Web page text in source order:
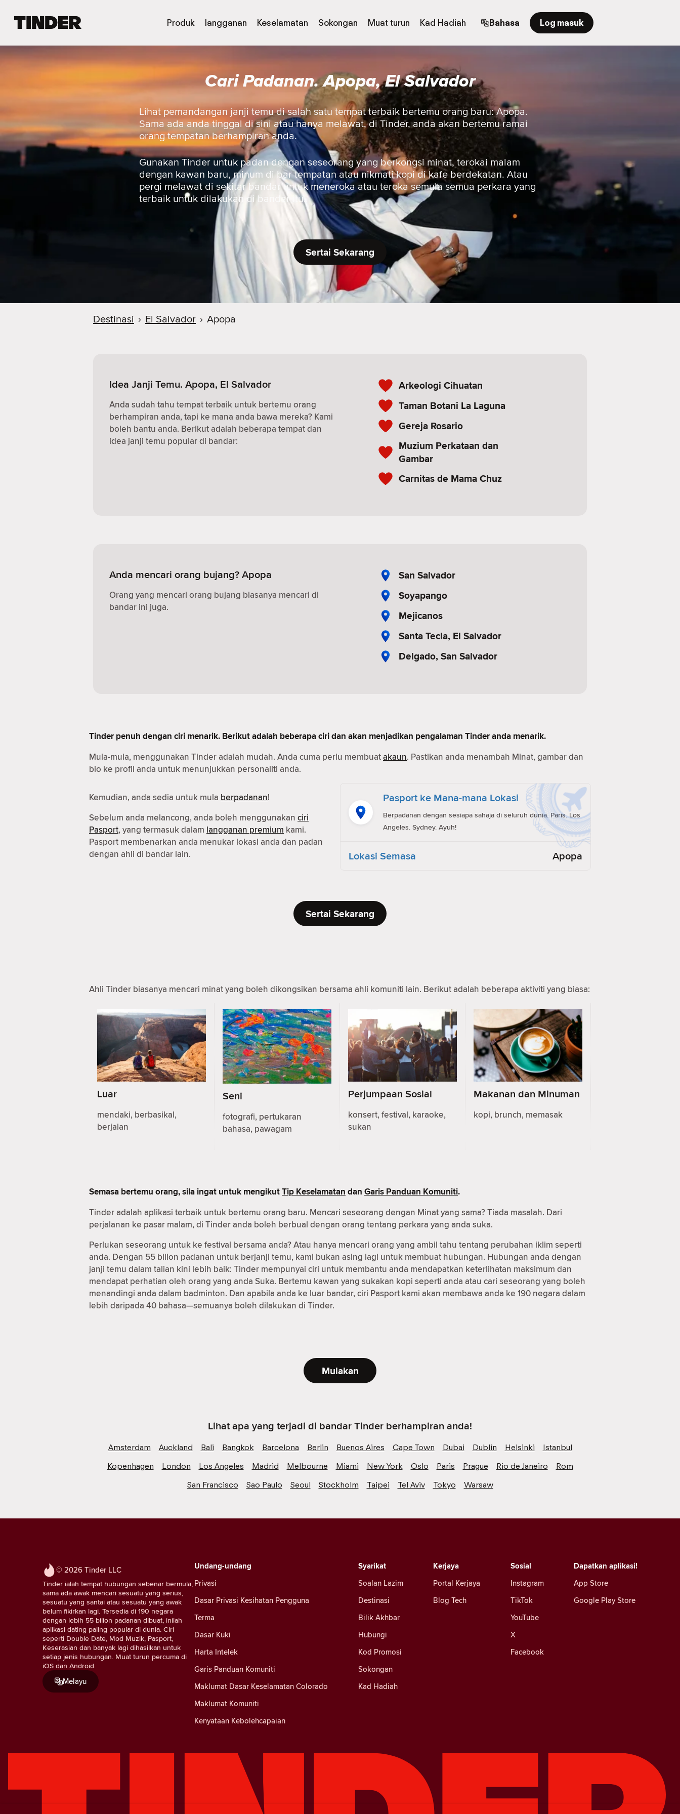
m
m
a
T
Produk langganan Keselamatan Sokongan Muat turun Kad Hadiah Bahasa Log masuk
Cari Padanan. Apopa, El Salvador
Lihat pemandangan janji temu di salah satu tempat terbaik bertemu orang baru: Apopa.
Sama ada anda tinggal di sini atau hanya melawat, di Tinder, anda akan bertemu ramai
orang tempatan berhampiran anda.
Gunakan Tinder untuk padan dengan seseorang yang berkongsi minat, terokai malam
dengan kawan baru, minum di bar tempatan atau nikmati kopi di kafe berdekatan. Atau
pergi melawat di sekitar bandar untuk meneroka atau teroka semula semua perkara yang
terbaik untuk dilakukan di bandar itu.
Sertai Sekarang
Destinasi › El Salvador › Apopa
Idea Janji Temu. Apopa, El Salvador
Anda sudah tahu tempat terbaik untuk bertemu orang
berhampiran anda, tapi ke mana anda bawa mereka? Kami
boleh bantu anda. Berikut adalah beberapa tempat dan
idea janji temu popular di bandar:
Arkeologi Cihuatan
Taman Botani La Laguna
Gereja Rosario
Muzium Perkataan dan
Gambar
Carnitas de Mama Chuz
Anda mencari orang bujang? Apopa
Orang yang mencari orang bujang biasanya mencari di
bandar ini juga.
San Salvador
Soyapango
Mejicanos
Santa Tecla, El Salvador
Delgado, San Salvador
Tinder penuh dengan ciri menarik. Berikut adalah beberapa ciri dan akan menjadikan pengalaman Tinder anda menarik.
Mula-mula, menggunakan Tinder adalah mudah. Anda cuma perlu membuatakaun. Pastikan anda menambah Minat, gambar dan
bio ke profil anda untuk menunjukkan personaliti anda.
Kemudian, anda sedia untuk mula berpadanan!
Sebelum anda melancong, anda boleh menggunakan ciri
Pasport, yang termasuk dalam langganan premium kami.
Pasport membenarkan anda menukar lokasi anda dan padan
dengan ahli di bandar lain.
Pasport ke Mana-mana Lokasi
Berpadanan dengan sesiapa sahaja di seluruh dunia. Paris. Los
Angeles. Sydney. Ayuh!
Lokasi Semasa Apopa
Sertai Sekarang
Ahli Tinder biasanya mencari minat yang boleh dikongsikan bersama ahli komuniti lain. Berikut adalah beberapa aktiviti yang biasa:
Luar
mendaki, berbasikal,
berjalan
Seni
fotografi, pertukaran
bahasa, pawagam
Perjumpaan Sosial
konsert, festival, karaoke,
sukan
Makanan dan Minuman
kopi, brunch, memasak
Semasa bertemu orang, sila ingat untuk mengikutTip Keselamatan dan Garis Panduan Komuniti.
Tinder adalah aplikasi terbaik untuk bertemu orang baru. Mencari seseorang dengan Minat yang sama? Tiada masalah. Dari
perjalanan ke pasar malam, di Tinder anda boleh berbual dengan orang tentang perkara yang anda suka.
Perlukan seseorang untuk ke festival bersama anda? Atau hanya mencari orang yang ambil tahu tentang perubahan iklim seperti
anda. Dengan 55 bilion padanan untuk berjanji temu, kami bukan asing lagi untuk membuat hubungan. Hubungan anda dengan
janji temu dalam talian kini lebih baik: Tinder mempunyai ciri untuk membantu anda mendapatkan keterlihatan maksimum dan
mendapat perhatian oleh orang yang anda Suka. Bertemu kawan yang sukakan kopi seperti anda atau cari seseorang yang boleh
menandingi anda dalam badminton. Dan apabila anda ke luar bandar, ciri Pasport kami akan membawa anda ke 190 negara dalam
lebih daripada 40 bahasa—semuanya boleh dilakukan di Tinder.
Mulakan
Lihat apa yang terjadi di bandar Tinder berhampiran anda!
Amsterdam Auckland Bali Bangkok Barcelona Berlin Buenos Aires Cape Town Dubai Dublin Helsinki
Istanbul
Kopenhagen
London Los Angeles Madrid Melbourne Miami New York Oslo Paris Prague Rio de Janeiro
Rom
San Francisco
Sao Paulo Seoul Stockholm Taipei Tel Aviv Tokyo Warsaw
© 2026 Tinder LLC
Tinder ialah tempat hubungan sebenar bermula,
sama ada awak mencari sesuatu yang serius,
sesuatu yang santai atau sesuatu yang awak
belum fikirkan lagi. Tersedia di 190 negara
dengan lebih 55 bilion padanan dibuat, inilah
aplikasi dating paling popular di dunia. Ciri
seperti Double Date, Mod Muzik, Pasport,
Keserasian dan banyak lagi dihasilkan untuk
setiap jenis hubungan. Muat turun percuma di
iOS dan Android.
Melayu
Sosial
Instagram
TikTok
YouTube
X
Facebook
Undang-undang
Privasi
Dasar Privasi Kesihatan Pengguna
Terma
Dasar Kuki
Harta Intelek
Garis Panduan Komuniti
Maklumat Dasar Keselamatan Colorado
Maklumat Komuniti
Kenyataan Kebolehcapaian
Kerjaya
Portal Kerjaya
Blog Tech
Syarikat
Soalan Lazim
Destinasi
Bilik Akhbar
Hubungi
Kod Promosi
Sokongan
Kad Hadiah
Dapatkan aplikasi!
App Store
Google Play Store